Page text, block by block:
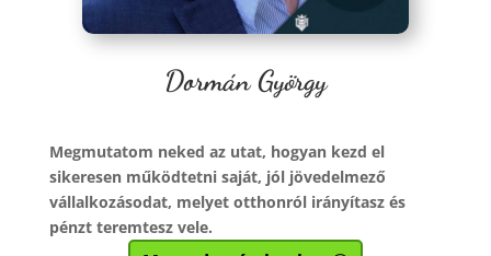
Dormán György
Megmutatom neked az utat, hogyan kezd el
sikeresen működtetni saját, jól jövedelmező
vállalkozásodat, melyet otthonról irányítasz és
pénzt teremtesz vele.